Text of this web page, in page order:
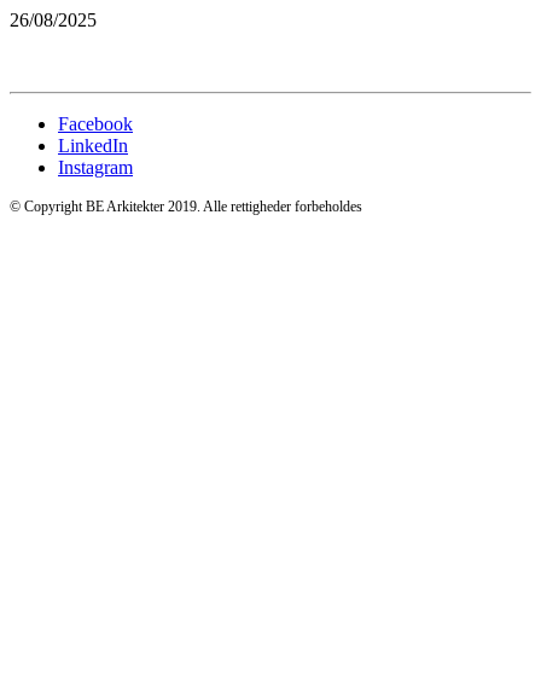
26/08/2025
Facebook
LinkedIn
Instagram
© Copyright BE Arkitekter 2019. Alle rettigheder forbeholdes